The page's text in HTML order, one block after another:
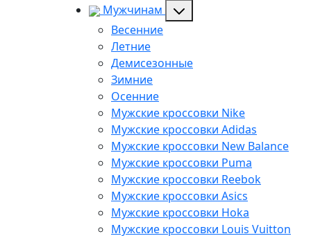
Мужчинам
Весенние
Летние
Демисезонные
Зимние
Осенние
Мужские кроссовки Nike
Мужские кроссовки Adidas
Мужские кроссовки New Balance
Мужские кроссовки Puma
Мужские кроссовки Reebok
Мужские кроссовки Asics
Мужские кроссовки Hoka
Мужские кроссовки Louis Vuitton